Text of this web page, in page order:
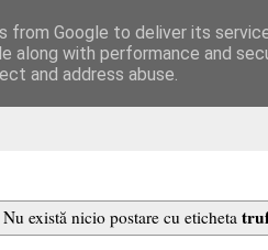
culinare
Nu există nicio postare cu eticheta
from Google to deliver its
along with performance and
and address abuse.